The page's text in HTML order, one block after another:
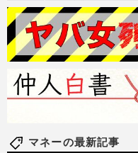
マネーの最新記事